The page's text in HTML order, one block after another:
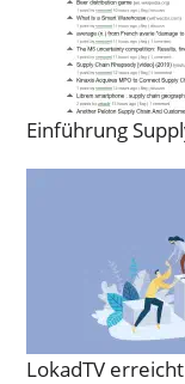
Einführung
LokadTV